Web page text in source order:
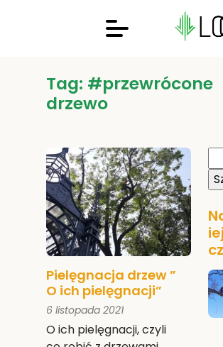
Tag: #przewrócone
drzewo
Pielęgnacja drzew ”
O ich pielęgnacji”
6 listopada 2021
O ich pielęgnacji, czyli
iej